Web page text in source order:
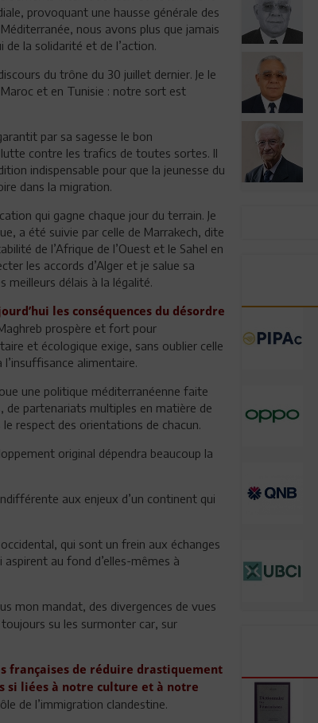
provoquant une hausse générale des
nous avons plus que jamais
la solidarité et de l’action.
du trône du 30 juillet dernier. Je le
et en Tunisie : notre sort est
par sa sagesse le bon
contre les trafics de toutes sortes. Il
indispensable pour que la jeunesse du
dans la migration.
qui gagne chaque jour du terrain. Je
a été suivie par celle de Marrakech, dite
de l’Afrique de l’Ouest et le Sahel en
les accords d’Alger et je salue sa
meilleurs délais à la légalité.
les conséquences du désordre
prospère et fort pour
et écologique exige, sans oublier celle
alimentaire.
une politique méditerranéenne faite
de partenariats multiples en matière de
respect des orientations de chacun.
original dépendra beaucoup la
aux enjeux d’un continent qui
qui sont un frein aux échanges
au fond d’elles-mêmes à
mon mandat, des divergences de vues
su les surmonter car, sur
françaises de réduire drastiquement
si liées à notre culture et à notre
de l’immigration clandestine.